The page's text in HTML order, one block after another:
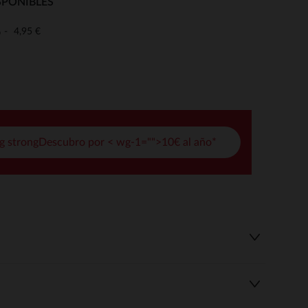
de privacidad, garantizando el cumplimiento de las
4,95 €
strongDescubro por < wg-1="">10€ al año*